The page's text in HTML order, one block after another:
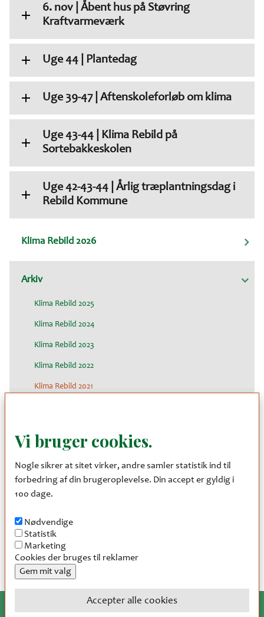
Klima Rebild 2026
Arkiv
Klima Rebild 2025
Klima Rebild 2024
Klima Rebild 2023
Klima Rebild 2022
Klima Rebild 2021
Klima Rebild 2019
Klima Rebild 2018
Klima Rebild 2017
Klima Rebild 2015
Klima Rebild 2014
6. nov | Åbent hus på Støvring
Kraftvarmeværk
Uge 44 | Plantedag
Uge 39-47 | Aftenskoleforløb om klima
Uge 43-44 | Klima Rebild på
Sortebakkeskolen
Uge 42-43-44 | Årlig træplantningsdag i
Rebild Kommune
Vi bruger cookies.
Nogle sikrer at sitet virker, andre samler statistik ind til
forbedring af din brugeroplevelse. Din accept er gyldig i
100 dage.
Nødvendige
Statistik
Marketing
Cookies der bruges til reklamer
Gem mit valg
Accepter alle cookies